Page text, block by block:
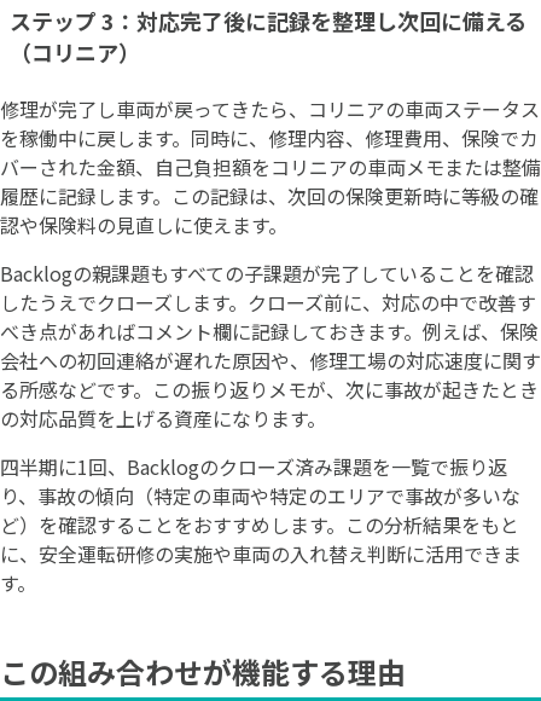
ステップ 3：対応完了後に記録を整理し次回に備える
（コリニア）
修理が完了し車両が戻ってきたら、コリニアの車両ステータス
を稼働中に戻します。同時に、修理内容、修理費用、保険でカ
バーされた金額、自己負担額をコリニアの車両メモまたは整備
履歴に記録します。この記録は、次回の保険更新時に等級の確
認や保険料の見直しに使えます。
Backlogの親課題もすべての子課題が完了していることを確認
したうえでクローズします。クローズ前に、対応の中で改善す
べき点があればコメント欄に記録しておきます。例えば、保険
会社への初回連絡が遅れた原因や、修理工場の対応速度に関す
る所感などです。この振り返りメモが、次に事故が起きたとき
の対応品質を上げる資産になります。
四半期に1回、Backlogのクローズ済み課題を一覧で振り返
り、事故の傾向（特定の車両や特定のエリアで事故が多いな
ど）を確認することをおすすめします。この分析結果をもと
に、安全運転研修の実施や車両の入れ替え判断に活用できま
す。
この組み合わせが機能する理由